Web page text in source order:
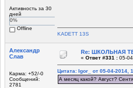
Активность за 30
дней
0%
Offline
KADETT 13S
Александр
Слав
Карма: +52/-0
Сообщений:
2781
Re: ШКОЛЬНАЯ
« Ответ #331 : 05-
Цитата: Igor_ от 05-04-2014,
А месяц какой? Август?